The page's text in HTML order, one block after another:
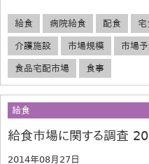
給食 病院給食 配食 宅
介護施設 市場規模 市場予
食品宅配市場 食事
給食
給食市場に関する調査
2014年08月27日